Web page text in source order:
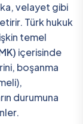
velayet gibi
Türk hukuk
temel
içerisinde
boşanma
durumuna